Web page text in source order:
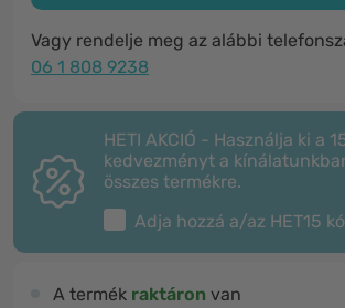
Vagy rendelje meg az alábbi
06 1 808 9238
HETI AKCIÓ - Használja ki a
kedvezményt a
összes termékre.
Adja hozzá a/az HET15
A termék raktáron van